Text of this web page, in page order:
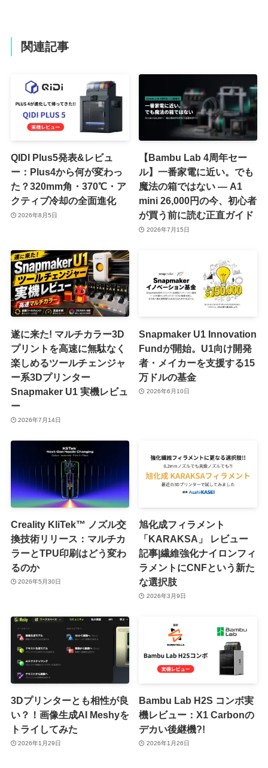
関連記事
QIDI Plus5発表&レビュ
ー：Plus4から何が変わっ
た？320mm角・370℃・ア
クティブ冷却の全面進化
2026年8月5日
【Bambu Lab 4周年セー
ル】一番家電に近い。でも
魔法の箱ではない ― A1
mini 26,000円の今、初心者
が買う前に読む正直ガイド
2026年7月15日
遂に来た! マルチカラー3D
プリントを高速に無駄なく
楽しめるツールチェンジャ
ー系3Dプリンター
Snapmaker U1 実機レビュ
ー
2026年7月14日
Snapmaker U1 Innovation
Fundが開始。U1向け開発
者・メイカーを支援する15
万ドルの基金
2026年6月10日
Creality KliTek™ ノズル交
換技術リリース：マルチカ
ラーとTPU印刷はどう変わ
るのか
2026年5月30日
旭化成フィラメント
「KARAKSA」 レビュー
記事|繊維強化ナイロンフィ
ラメントにCNFという新た
な選択肢
2026年3月9日
3Dプリンターとも相性が良
い？！画像生成AI Meshyを
トライしてみた
2026年1月29日
Bambu Lab H2S コンボ実
機レビュー：X1 Carbonの
デカい後継機?!
2026年1月26日